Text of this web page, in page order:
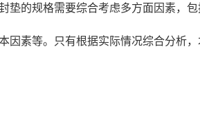
垫的规格需要综合考虑多方面因素，
因素等。只有根据实际情况综合分析